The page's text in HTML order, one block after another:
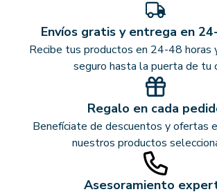
Envíos gratis y entrega en
Recibe tus productos en 24-48 horas
seguro hasta la puerta de tu
Regalo en cada
Benefíciate de descuentos y ofertas
nuestros productos
Asesoramiento